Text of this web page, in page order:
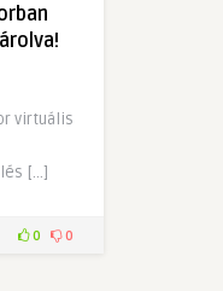
virtuális
[…]
0 0